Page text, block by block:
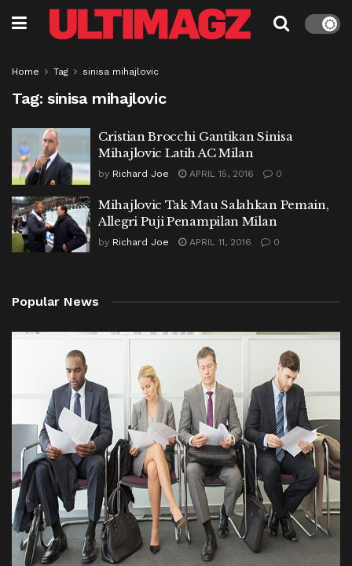
Home Tag sinisa mihajlovic
Tag: sinisa mihajlovic
Cristian Brocchi Gantikan Sinisa
Mihajlovic Latih AC Milan
by Richard Joe APRIL 15, 2016 0
Mihajlovic Tak Mau Salahkan Pemain,
Allegri Puji Penampilan Milan
by Richard Joe APRIL 11, 2016 0
Popular News